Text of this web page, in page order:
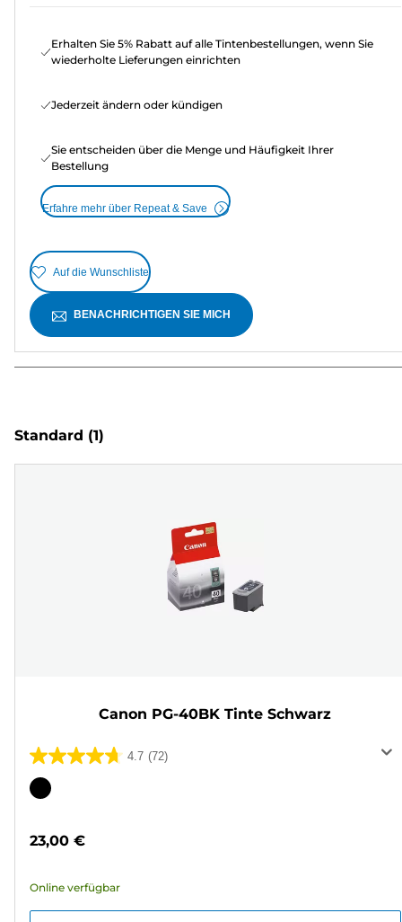
Erhalten Sie 5% Rabatt auf alle Tintenbestellungen, wenn Sie
wiederholte Lieferungen einrichten
Jederzeit ändern oder kündigen
Sie entscheiden über die Menge und Häufigkeit Ihrer
Bestellung
Erfahre mehr über Repeat & Save
Auf die Wunschliste
BENACHRICHTIGEN SIE MICH
Standard (1)
Canon PG-40BK Tinte Schwarz
4.7 (72)
4.7
von
72
Farbpatrone
23,00 €
Online verfügbar